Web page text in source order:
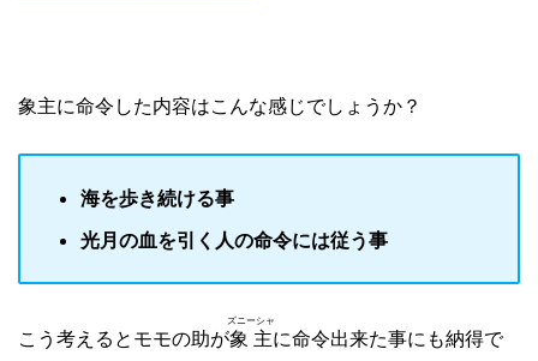
象主に命令した内容はこんな感じでしょうか？
海を歩き続ける事
光月の血を引く人の命令には従う事
こう考えるとモモの助が象主
ズニーシャ
に命令出来た事にも納得で